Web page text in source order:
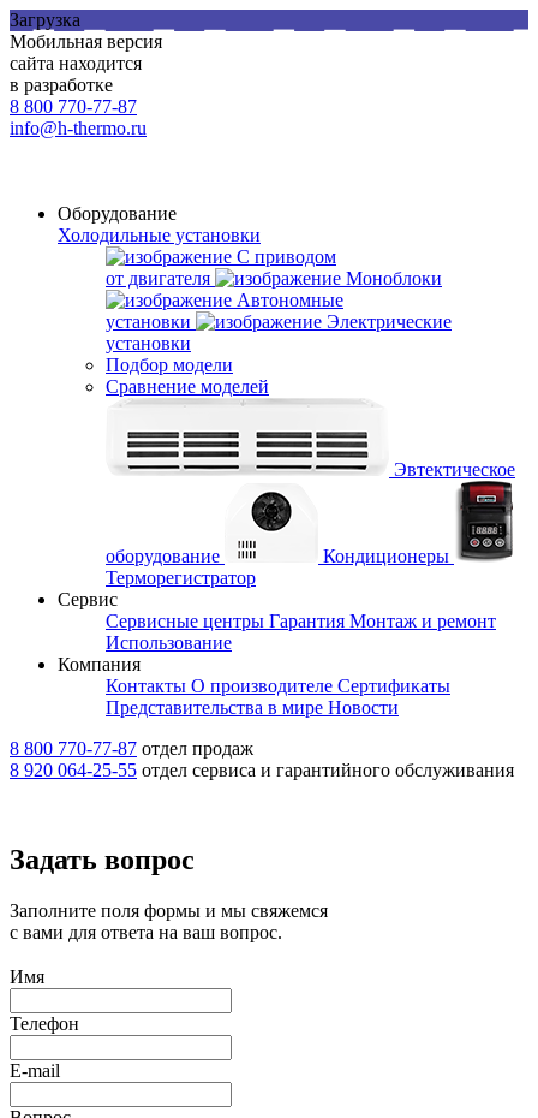
Загрузка
Мобильная версия
сайта находится
в разработке
8 800 770-77-87
info@h-thermo.ru
Оборудование
Холодильные установки
С приводом
от двигателя
Моноблоки
Автономные
установки
Электрические
установки
Подбор модели
Сравнение моделей
Эвтектическое
оборудование
Кондиционеры
Терморегистратор
Сервис
Сервисные центры Гарантия Монтаж и ремонт
Использование
Компания
Контакты О производителе Сертификаты
Представительства в мире Новости
8 800 770-77-87 отдел продаж
8 920 064-25-55 отдел сервиса и гарантийного обслуживания
Задать вопрос
Заполните поля формы и мы свяжемся
с вами для ответа на ваш вопрос.
Имя
Телефон
E-mail